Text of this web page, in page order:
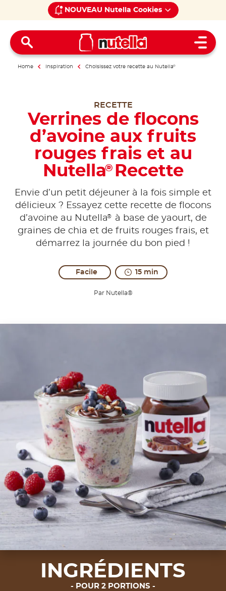
NOUVEAU Nutella Cookies
Open
Home Inspiration Choisissez votre recette au Nutella®
RECETTE
Verrines de flocons
d’avoine aux fruits
rouges frais et au
Nutella® Recette
Envie d’un petit déjeuner à la fois simple et
délicieux ? Essayez cette recette de flocons
d’avoine au Nutella®
à base de yaourt, de
graines de chia et de fruits rouges frais, et
démarrez la journée du bon pied !
Facile 15 min
Par Nutella®
INGRÉDIENTS
POUR 2 PORTIONS